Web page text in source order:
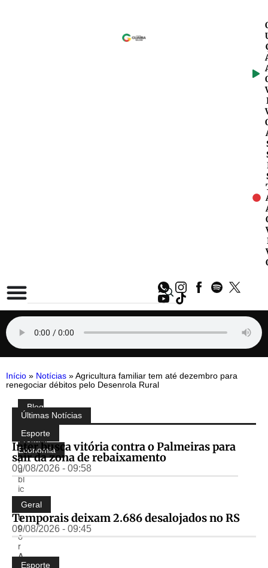
Início » Notícias » Agricultura familiar tem até dezembro para
renegociar débitos pelo Desenrola Rural
Compartilhe:
Blog
do
Almir
Freitas,
Economia
P
u
bl
ic
a
d
o
p
o
r
A
Últimas Notícias
Esporte
Inter busca vitória contra o Palmeiras para
sair da zona de rebaixamento
09/08/2026 - 09:58
Geral
Temporais deixam 2.686 desalojados no RS
09/08/2026 - 09:45
Esporte